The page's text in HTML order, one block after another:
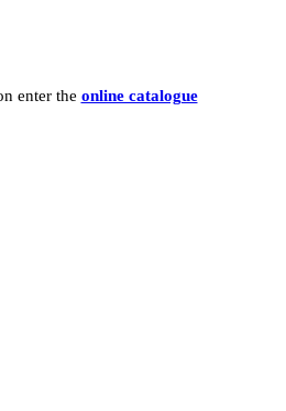
enter the online catalogue